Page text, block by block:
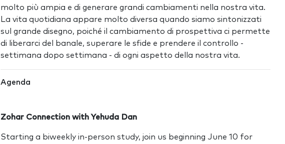
molto più ampia e di generare grandi cambiamenti nella nostra vita.
La vita quotidiana appare molto diversa quando siamo sintonizzati
sul grande disegno, poiché il cambiamento di prospettiva ci permette
di liberarci del banale, superare le sfide e prendere il controllo -
settimana dopo settimana - di ogni aspetto della nostra vita.
Agenda
Zohar Connection with Yehuda Dan
Starting a biweekly in-person study, join us beginning June 10 for